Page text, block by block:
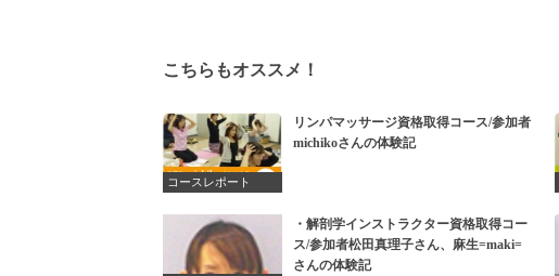
こちらもオススメ！
コースレポート
リンパマッサージ資格取得コース/参加者
michikoさんの体験記
・解剖学インストラクター資格取得コー
ス/参加者松田真理子さん、麻生=maki=
さんの体験記